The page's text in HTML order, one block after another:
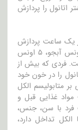
اتانول را پردازش
یک ساعت پردازش
کند، یک نوشیدنی به مقدار اتانول در ۱۲ اونس آبجو، ۵ اونس
است. فردی که بیش از
را در خون خود
متابولیسم الکل
غذایی قبل و
فرد با سن، جنس،
تداخل دارد،